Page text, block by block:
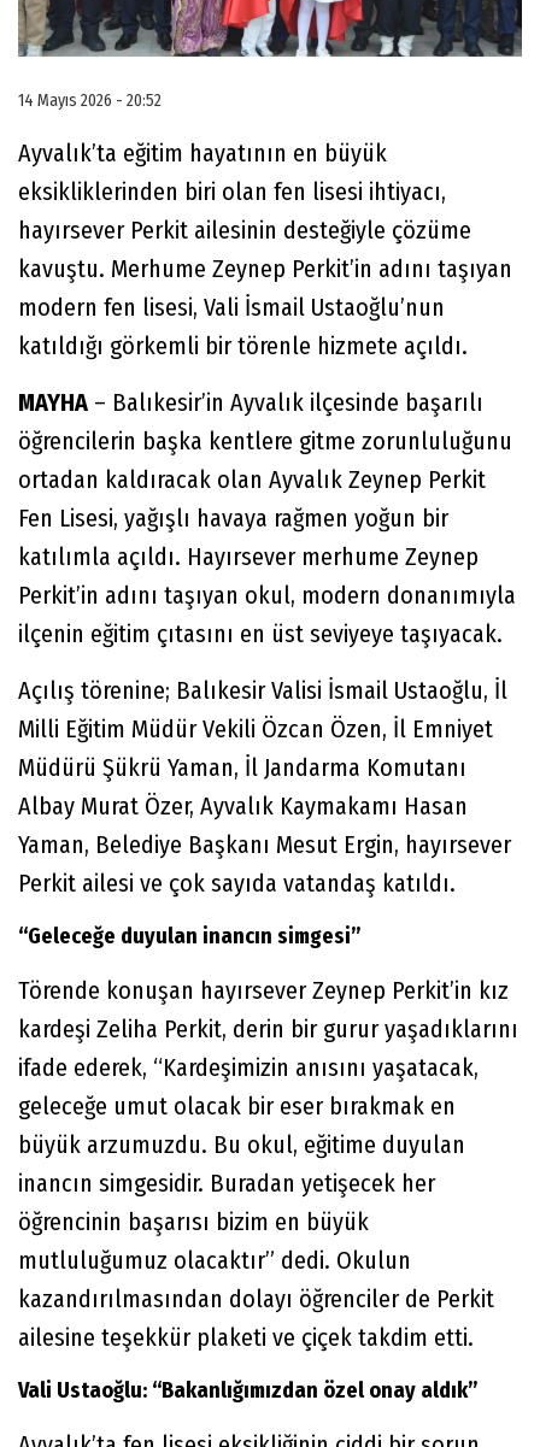
14 Mayıs 2026 - 20:52
Ayvalık’ta eğitim hayatının en büyük
eksikliklerinden biri olan fen lisesi ihtiyacı,
hayırsever Perkit ailesinin desteğiyle çözüme
kavuştu. Merhume Zeynep Perkit’in adını taşıyan
modern fen lisesi, Vali İsmail Ustaoğlu’nun
katıldığı görkemli bir törenle hizmete açıldı.
MAYHA – Balıkesir’in Ayvalık ilçesinde başarılı
öğrencilerin başka kentlere gitme zorunluluğunu
ortadan kaldıracak olan Ayvalık Zeynep Perkit
Fen Lisesi, yağışlı havaya rağmen yoğun bir
katılımla açıldı. Hayırsever merhume Zeynep
Perkit’in adını taşıyan okul, modern donanımıyla
ilçenin eğitim çıtasını en üst seviyeye taşıyacak.
Açılış törenine; Balıkesir Valisi İsmail Ustaoğlu, İl
Milli Eğitim Müdür Vekili Özcan Özen, İl Emniyet
Müdürü Şükrü Yaman, İl Jandarma Komutanı
Albay Murat Özer, Ayvalık Kaymakamı Hasan
Yaman, Belediye Başkanı Mesut Ergin, hayırsever
Perkit ailesi ve çok sayıda vatandaş katıldı.
“Geleceğe duyulan inancın simgesi”
Törende konuşan hayırsever Zeynep Perkit’in kız
kardeşi Zeliha Perkit, derin bir gurur yaşadıklarını
ifade ederek, “Kardeşimizin anısını yaşatacak,
geleceğe umut olacak bir eser bırakmak en
büyük arzumuzdu. Bu okul, eğitime duyulan
inancın simgesidir. Buradan yetişecek her
öğrencinin başarısı bizim en büyük
mutluluğumuz olacaktır” dedi. Okulun
kazandırılmasından dolayı öğrenciler de Perkit
ailesine teşekkür plaketi ve çiçek takdim etti.
Vali Ustaoğlu: “Bakanlığımızdan özel onay aldık”